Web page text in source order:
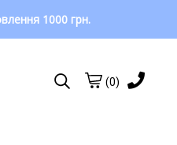
1000 грн.
(0)